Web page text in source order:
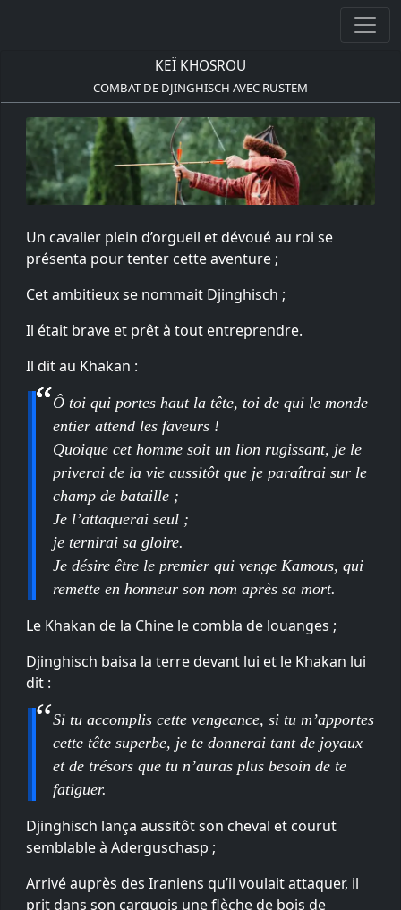
KEÏ KHOSROU
COMBAT DE DJINGHISCH AVEC RUSTEM
Un cavalier plein d’orgueil et dévoué au roi se
présenta pour tenter cette aventure ;
Cet ambitieux se nommait Djinghisch ;
Il était brave et prêt à tout entreprendre.
Il dit au Khakan :
Ô toi qui portes haut la tête, toi de qui le monde
entier attend les faveurs !
Quoique cet homme soit un lion rugissant, je le
priverai de la vie aussitôt que je paraîtrai sur le
champ de bataille ;
Je l’attaquerai seul ;
je ternirai sa gloire.
Je désire être le premier qui venge Kamous, qui
remette en honneur son nom après sa mort.
Le Khakan de la Chine le combla de louanges ;
Djinghisch baisa la terre devant lui et le Khakan lui
dit :
Si tu accomplis cette vengeance, si tu m’apportes
cette tête superbe, je te donnerai tant de joyaux
et de trésors que tu n’auras plus besoin de te
fatiguer.
Djinghisch lança aussitôt son cheval et courut
semblable à Aderguschasp ;
Arrivé auprès des Iraniens qu’il voulait attaquer, il
prit dans son carquois une flèche de bois de